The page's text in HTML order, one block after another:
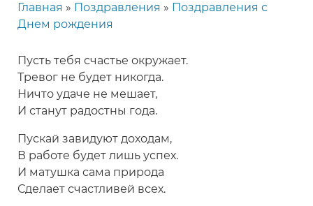
Строка
Главная Поздравления
Поздравления с
Днем рождения
Пусть тебя счастье окружает.
Тревог не будет никогда.
Ничто удаче не мешает,
И станут радостны года.
Пускай завидуют доходам,
В работе будет лишь успех.
И матушка сама природа
Сделает счастливей всех.